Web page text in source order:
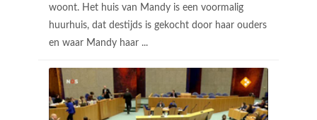
woont. Het huis van Mandy is een voormalig
huurhuis, dat destijds is gekocht door haar ouders
en waar Mandy haar ...